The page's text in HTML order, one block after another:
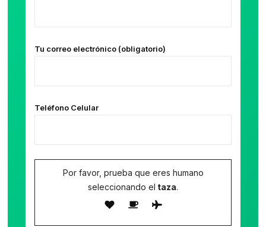
Tu correo electrónico (obligatorio)
Teléfono Celular
Por favor, prueba que eres humano
seleccionando el taza.